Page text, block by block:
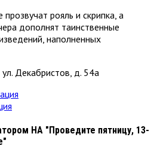
рояль и скрипка, а
дополнят таинственные
наполненных
Декабристов, д. 54а
НА "Проведите пятницу, 13-